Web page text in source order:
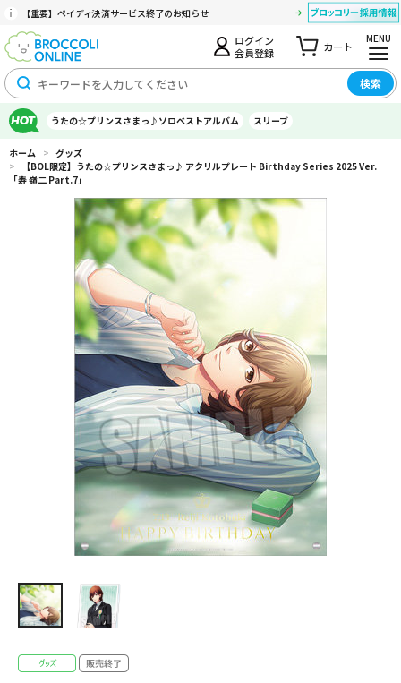
【重要】ペイディ決済サービス終了のお知らせ
ログイン
会員登録
カート
MENU
検索
うたの☆プリンスさまっ♪ソロベストアルバム スリーブ
ホーム > グッズ
>
【BOL限定】うたの☆プリンスさまっ♪ アクリルプレート Birthday Series 2025 Ver.
「寿 嶺二 Part.7」